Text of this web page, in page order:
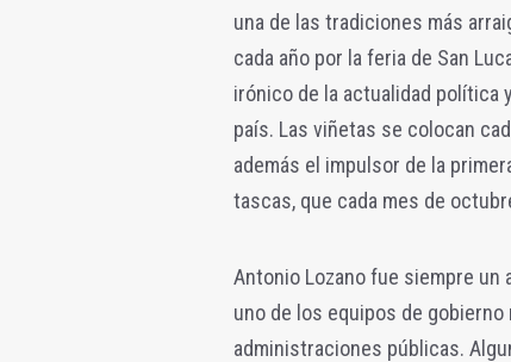
una de las tradiciones más
cada año por la feria de San
irónico de la actualidad política
país. Las viñetas se colocan
además el impulsor de la
tascas, que cada mes de
Antonio Lozano fue siempre un
uno de los equipos de
administraciones públicas.